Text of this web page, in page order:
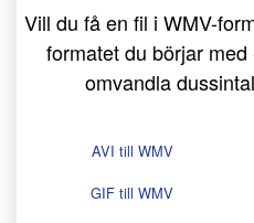
Vill du få en fil i WMV-
formatet du börjar
omvandla
AVI till WMV
GIF till WMV